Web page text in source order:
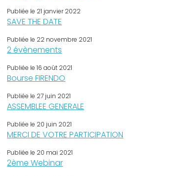
Publiée le 21 janvier 2022
SAVE THE DATE
Publiée le 22 novembre 2021
2 évènements
Publiée le 16 août 2021
Bourse FIRENDO
Publiée le 27 juin 2021
ASSEMBLEE GENERALE
Publiée le 20 juin 2021
MERCI DE VOTRE PARTICIPATION
Publiée le 20 mai 2021
2ème Webinar